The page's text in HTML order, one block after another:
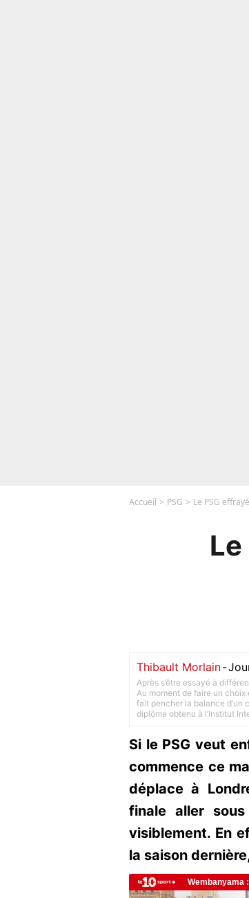
Accueil PSG Le PSG
Thibault Morlain-
Après s’être essayé à
Au moment de faire un
fait pencher la balance d’un
diplôme obtenu à l’Institut
Si le PSG veut
commence ce
déplace à
finale aller
visiblement. En
la saison